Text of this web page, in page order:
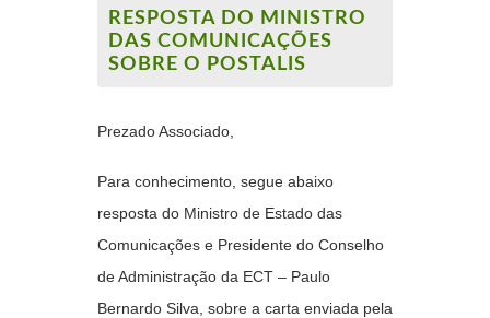
RESPOSTA DO MINISTRO
DAS COMUNICAÇÕES
SOBRE O POSTALIS
Prezado Associado,
Para conhecimento, segue abaixo
resposta do Ministro de Estado das
Comunicações e Presidente do Conselho
de Administração da ECT – Paulo
Bernardo Silva, sobre a carta enviada pela